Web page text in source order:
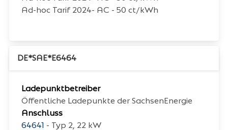
Ad-hoc Tarif 2024- AC - 50 ct/kWh
DE*SAE*E6464
Ladepunktbetreiber
Öffentliche Ladepunkte der SachsenEnergie
Anschluss
64641 - Typ 2, 22 kW